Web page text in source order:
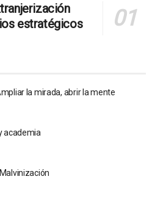
estratégicos
la mirada, abrir la mente
academia